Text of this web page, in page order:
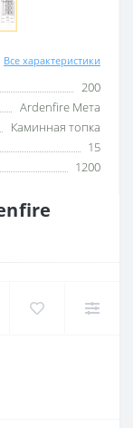
Все характеристики
200
Ardenfire Мета
Каминная топка
15
1200